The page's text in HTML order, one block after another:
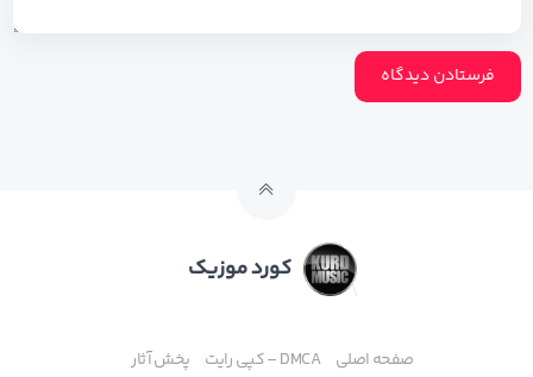
کورد موزیک
صفحه اصلی DMCA – کپی رایت پخش آثار